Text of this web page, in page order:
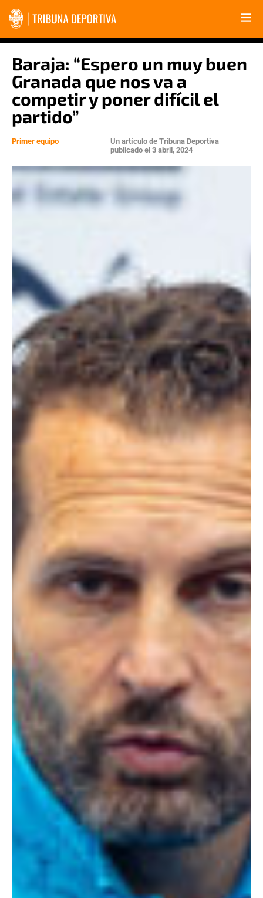
Baraja: “Espero un muy buen
Granada que nos va a
competir y poner difícil el
partido”
Primer equipo Un artículo de Tribuna Deportiva
publicado el 3 abril, 2024